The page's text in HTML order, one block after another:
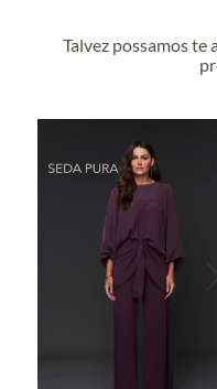
Talvez possamos te